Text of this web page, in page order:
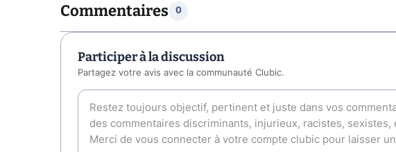
Commentaires 0
Participer à la discussion
Partagez votre avis avec la communauté Clubic.